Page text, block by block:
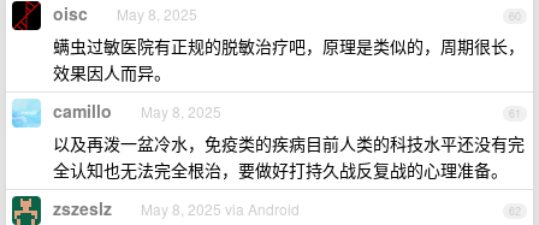
60
oisc May 8, 2025
螨虫过敏医院有正规的脱敏治疗吧，原理是类似的，周期很长，
效果因人而异。
61
camillo May 8, 2025
以及再泼一盆冷水，免疫类的疾病目前人类的科技水平还没有完
全认知也无法完全根治，要做好打持久战反复战的心理准备。
62
zszeslz May 8, 2025 via Android